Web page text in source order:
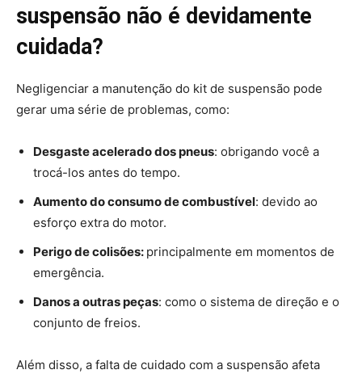
suspensão não é devidamente
cuidada?
Negligenciar a manutenção do kit de suspensão pode
gerar uma série de problemas, como:
Desgaste acelerado dos pneus: obrigando você a
trocá-los antes do tempo.
Aumento do consumo de combustível: devido ao
esforço extra do motor.
Perigo de colisões: principalmente em momentos de
emergência.
Danos a outras peças: como o sistema de direção e o
conjunto de freios.
Além disso, a falta de cuidado com a suspensão afeta